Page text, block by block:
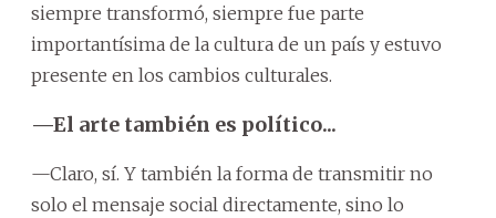
siempre transformó, siempre fue parte
importantísima de la cultura de un país y estuvo
presente en los cambios culturales.
—El arte también es político...
—Claro, sí. Y también la forma de transmitir no
solo el mensaje social directamente, sino lo